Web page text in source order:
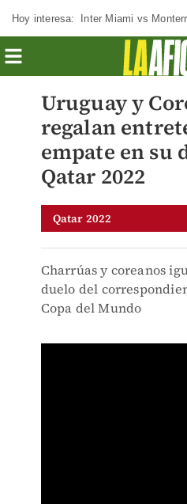
Hoy interesa: Inter Miami vs
Uruguay y
regalan
empate en su
Qatar 2022
Qatar 2022
Charrúas y coreanos
duelo del
Copa del Mundo